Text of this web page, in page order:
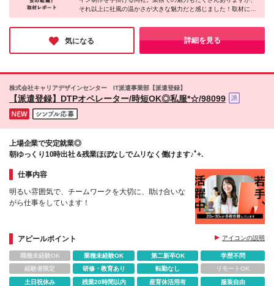
それ以上に社風の温かさが大きな魅力だと感じました！取材に伺
った際、代表と社員の方がフランクにお話しされており、ギスギ
ス・せかせかといった雰囲気は一切なし。皆さんが自分のペース
で業務を進めている様子がよく分かりました。気になる方はぜ
ひ、その“ゆるい”雰囲気を感じてみてください◎
気になる 詳細を見る
株式会社キャリアデザインセンター IT派遣事業部【派遣登録】
【派遣登録】DTPオペレーター/時短OK◎私服*☆/98099
上場企業で安定就業◎
朝ゆっくり10時出社＆残業ほぼなしでムリなく働けます♪ﾟ+.
仕事内容
明るい雰囲気で、チームワークを大切に、助け合いな
がら仕事をしています！
アピールポイント アイコンの説明
職種未経験OK 業種未経験OK 第二新卒OK
学歴不問
経験者限定
研修・教育あり 転勤なし
リモートOK
土日祝休み
残業20時間以内 産育休活用有
服装自由